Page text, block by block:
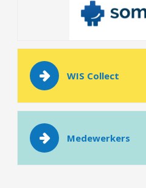
WIS Collect
Medewerkers